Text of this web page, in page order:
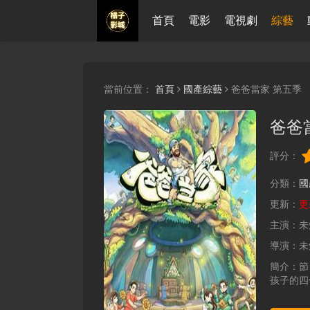
首頁 電影 電視劇 綜藝
當前位置： 首頁 國產綜藝 爸爸當家 第五季
爸爸
評分：
分類：
更新：
主演：
導演：
簡介：
孩子的